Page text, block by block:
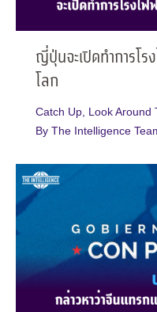
ญี่ปุ่นจะเปิดทำการโ
โลก
Catch Up Look Around
By The Intelligence